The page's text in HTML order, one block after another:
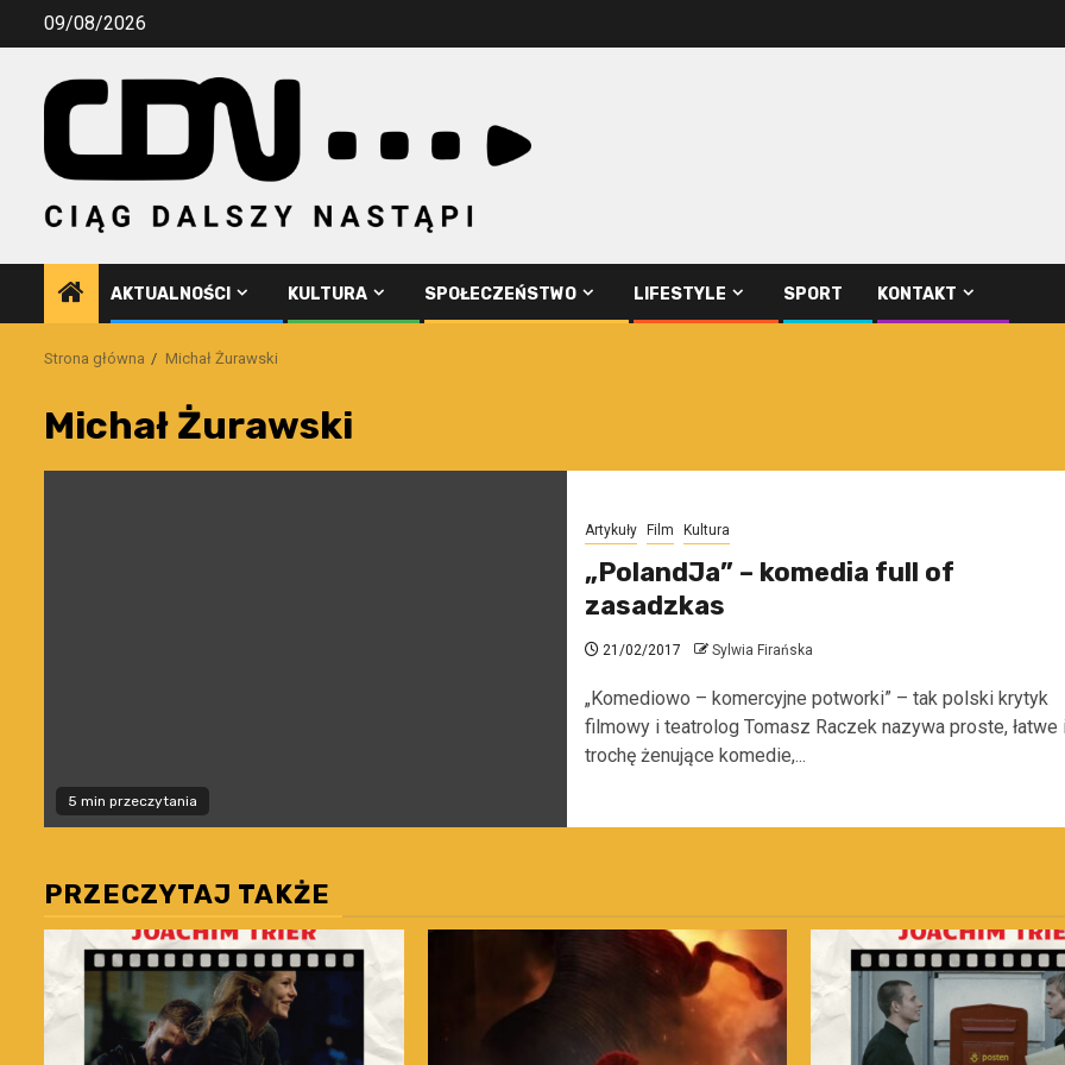
Przejdź09/08/2026
AKTUALNOŚCI KULTURA SPOŁECZEŃSTWO LIFESTYLE SPORT KONTAKT
Strona główna Michał Żurawski
Michał Żurawski
5 min przeczytania
Artykuły Film Kultura
„PolandJa” – komedia full of
zasadzkas
21/02/2017 Sylwia Firańska
„Komediowo – komercyjne potworki” – tak polski krytyk
filmowy i teatrolog Tomasz Raczek nazywa proste, łatwe
trochę żenujące komedie,...
PRZECZYTAJ TAKŻE